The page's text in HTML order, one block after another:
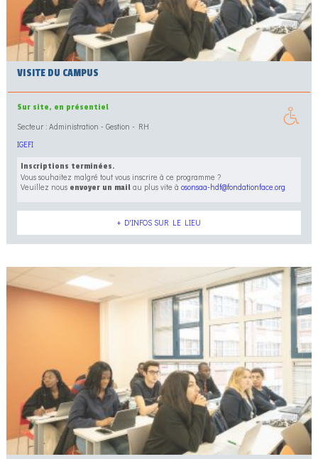
VISITE DU CAMPUS
Sur site, en présentiel
Secteur : Administration - Gestion - RH
IGEFI
Inscriptions terminées.
Vous souhaitez malgré tout vous inscrire à ce programme ?
Veuillez nous envoyer un mailau plus vite à osonsaa-hdf@fondationface.org
+ D'INFOS SUR LE LIEU